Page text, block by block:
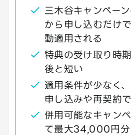
三木谷キャンペー
から申し込むだけ
動適用される
特典の受け取り時
後と短い
適用条件が少なく
申し込みや再契約
併用可能なキャン
て最大34,000円分